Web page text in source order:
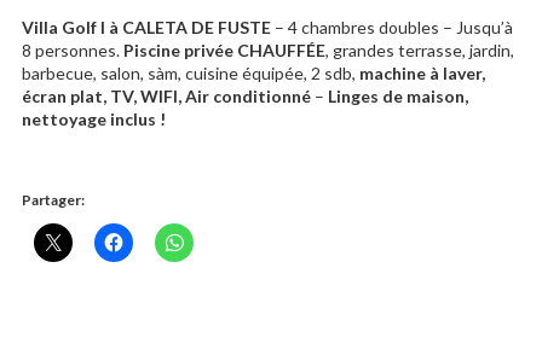
Villa Golf I à CALETA DE FUSTE– 4 chambres doubles – Jusqu’à
8 personnes. Piscine privée CHAUFFÉE, grandes terrasse, jardin,
barbecue, salon, sàm, cuisine équipée, 2 sdb, machine à laver,
écran plat, TV, WIFI, Air conditionné – Linges de maison,
nettoyage inclus !
Partager: